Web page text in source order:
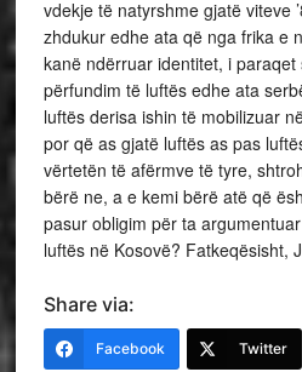
vdekje të natyrshme gjatë viteve
zhdukur edhe ata që nga frika e
kanë ndërruar identitet, i
përfundim të luftës edhe ata
luftës derisa ishin të mobilizuar
por që as gjatë luftës as pas
vërtetën të afërmve të tyre,
bërë ne, a e kemi bërë atë që
pasur obligim për ta
luftës në Kosovë? Fatkeqësisht,
Share via:
Facebook Twitter